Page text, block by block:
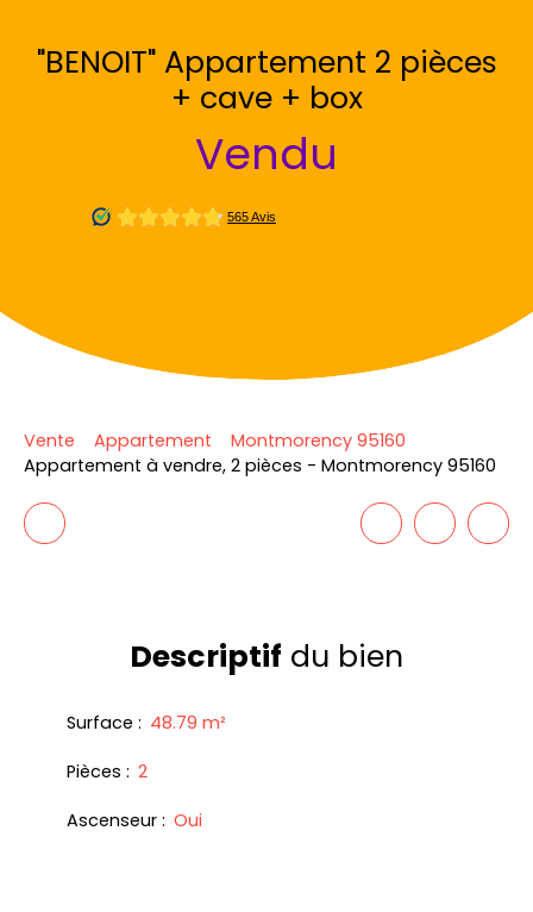
"BENOIT" Appartement 2 pièces
+ cave + box
Vendu
Vente Appartement
Montmorency 95160
Appartement à vendre, 2 pièces - Montmorency 95160
Descriptif du bien
Surface : 48.79 m²
Pièces : 2
Ascenseur : Oui